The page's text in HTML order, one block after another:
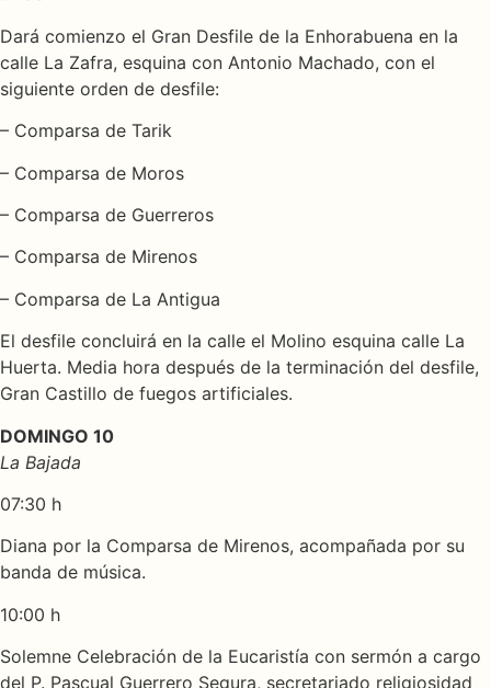
Dará comienzo el Gran Desfile de la Enhorabuena en la
calle La Zafra, esquina con Antonio Machado, con el
siguiente orden de desfile:
– Comparsa de Tarik
– Comparsa de Moros
– Comparsa de Guerreros
– Comparsa de Mirenos
– Comparsa de La Antigua
El desfile concluirá en la calle el Molino esquina calle La
Huerta. Media hora después de la terminación del desfile,
Gran Castillo de fuegos artificiales.
DOMINGO 10
La Bajada
07:30 h
Diana por la Comparsa de Mirenos, acompañada por su
banda de música.
10:00 h
Solemne Celebración de la Eucaristía con sermón a cargo
del P. Pascual Guerrero Segura, secretariado religiosidad